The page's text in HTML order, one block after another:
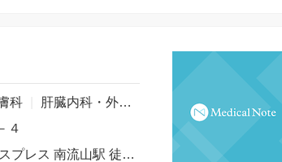
科 肝臓内科・外科
４
首都圏新都市鉄道 つくばエクスプレス 南流山駅 徒歩 4分｜ＪＲ東日本 武蔵野線 南流山駅 徒歩 4分